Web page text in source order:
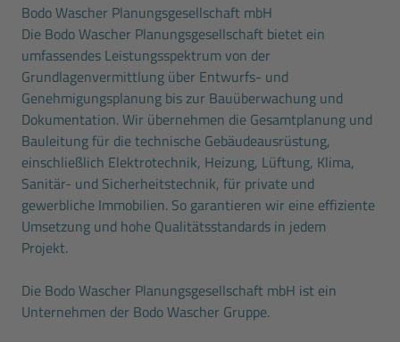
Bodo Wascher Planungsgesellschaft mbH
Die Bodo Wascher Planungsgesellschaft bietet ein
umfassendes Leistungsspektrum von der
Grundlagenvermittlung über Entwurfs- und
Genehmigungsplanung bis zur Bauüberwachung und
Dokumentation. Wir übernehmen die Gesamtplanung und
Bauleitung für die technische Gebäudeausrüstung,
einschließlich Elektrotechnik, Heizung, Lüftung, Klima,
Sanitär- und Sicherheitstechnik, für private und
gewerbliche Immobilien. So garantieren wir eine effiziente
Umsetzung und hohe Qualitätsstandards in jedem
Projekt.
Die Bodo Wascher Planungsgesellschaft mbH ist ein
Unternehmen der Bodo Wascher Gruppe.